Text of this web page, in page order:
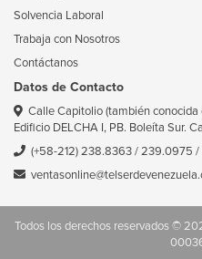
Solvencia Laboral
Trabaja con Nosotros
Contáctanos
Datos de Contacto
Calle Capitolio (también
Edificio DELCHA I, PB. Boleíta Sur.
(+58-212) 238.8363/239.0975 /
Todos los derechos reservados ©